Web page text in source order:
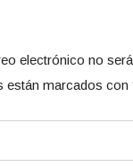
electrónico no
están marcados con